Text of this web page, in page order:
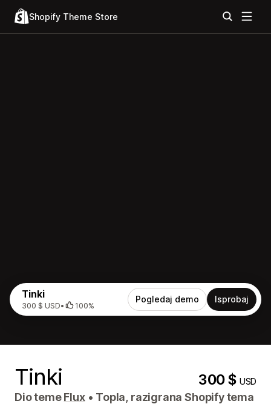
Shopify Theme Store
Tinki
300 $ USD• 100%
Pogledaj demo Isprobaj
Tinki 300 $USD
Dio temeFlux • Topla, razigrana Shopify tema